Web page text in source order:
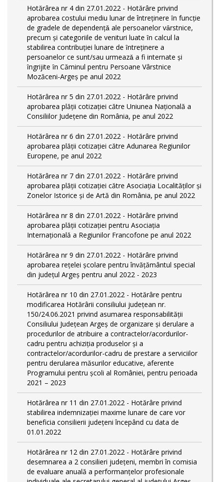
Hotărârea nr 4 din 27.01.2022 - Hotărâre privind
aprobarea costului mediu lunar de întreţinere ȋn funcție
de gradele de dependențǎ ale persoanelor vȃrstnice,
precum și categoriile de venituri luate ȋn calcul la
stabilirea contribuției lunare de ȋntreținere a
persoanelor ce sunt/sau urmeazǎ a fi internate și
ȋngrijite ȋn Căminul pentru Persoane Vârstnice
Mozăceni-Argeș pe anul 2022
Hotărârea nr 5 din 27.01.2022 - Hotărâre privind
aprobarea plății cotizației către Uniunea Națională a
Consiliilor Județene din România, pe anul 2022
Hotărârea nr 6 din 27.01.2022 - Hotărâre privind
aprobarea plății cotizației către Adunarea Regiunilor
Europene, pe anul 2022
Hotărârea nr 7 din 27.01.2022 - Hotărâre privind
aprobarea plății cotizației către Asociația Localităților și
Zonelor Istorice și de Artă din România, pe anul 2022
Hotărârea nr 8 din 27.01.2022 - Hotărâre privind
aprobarea plății cotizației pentru Asociația
Internațională a Regiunilor Francofone pe anul 2022
Hotărârea nr 9 din 27.01.2022 - Hotărâre privind
aprobarea rețelei școlare pentru învățământul special
din județul Argeș pentru anul 2022 - 2023
Hotărârea nr 10 din 27.01.2022 - Hotărâre pentru
modificarea Hotărârii consiliului județean nr.
150/24.06.2021 privind asumarea responsabilității
Consiliului Județean Argeș de organizare şi derulare a
procedurilor de atribuire a contractelor/acordurilor-
cadru pentru achiziţia produselor şi a
contractelor/acordurilor-cadru de prestare a serviciilor
pentru derularea măsurilor educative, aferente
Programului pentru școli al României, pentru perioada
2021 – 2023
Hotărârea nr 11 din 27.01.2022 - Hotărâre privind
stabilirea indemnizației maxime lunare de care vor
beneficia consilierii județeni începând cu data de
01.01.2022
Hotărârea nr 12 din 27.01.2022 - Hotărâre privind
desemnarea a 2 consilieri județeni, membri în comisia
de evaluare anuală a performanțelor profesionale